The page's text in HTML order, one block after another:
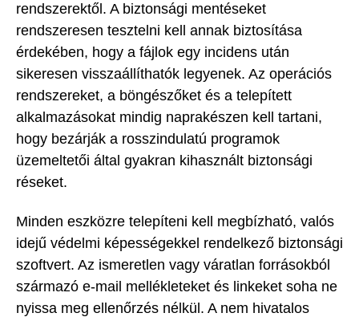
rendszerektől. A biztonsági mentéseket
rendszeresen tesztelni kell annak biztosítása
érdekében, hogy a fájlok egy incidens után
sikeresen visszaállíthatók legyenek. Az operációs
rendszereket, a böngészőket és a telepített
alkalmazásokat mindig naprakészen kell tartani,
hogy bezárják a rosszindulatú programok
üzemeltetői által gyakran kihasznált biztonsági
réseket.
Minden eszközre telepíteni kell megbízható, valós
idejű védelmi képességekkel rendelkező biztonsági
szoftvert. Az ismeretlen vagy váratlan forrásokból
származó e-mail mellékleteket és linkeket soha ne
nyissa meg ellenőrzés nélkül. A nem hivatalos